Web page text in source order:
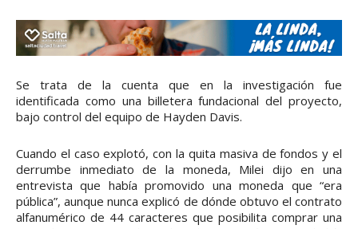
Se trata de la cuenta que en la investigación fue
identificada como una billetera fundacional del proyecto,
bajo control del equipo de Hayden Davis.
Cuando el caso explotó, con la quita masiva de fondos y el
derrumbe inmediato de la moneda, Milei dijo en una
entrevista que había promovido una moneda que “era
pública”, aunque nunca explicó de dónde obtuvo el contrato
alfanumérico de 44 caracteres que posibilita comprar una